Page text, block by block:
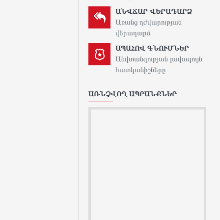
ԱՆՎՃԱՐ ՎԵՐԱԴԱՐՁ
Առանց դժվարության
վերադարձ
ԱՊԱՀՈՎ ԳՆՈՒՄՆԵՐ
Անվտանգության լավագույն
հատկանիշները
ԱՌՆՉՎՈՂ ԱՊՐԱՆՔՆԵՐ